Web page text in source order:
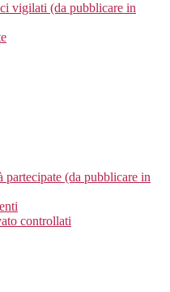
vigilati (da pubblicare in
partecipate (da pubblicare in
controllati